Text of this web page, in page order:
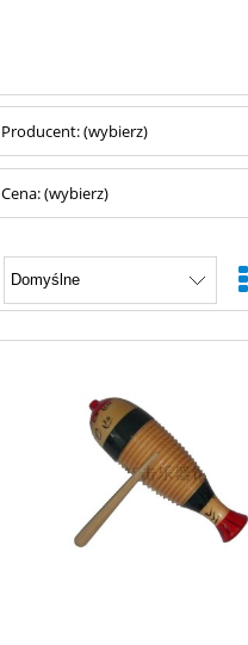
Producent: (wybierz)
Cena: (wybierz)